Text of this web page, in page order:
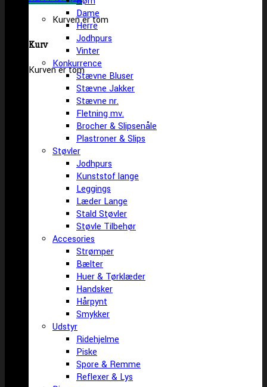
Kurven er tom
Kurv
Kurven er tom
Dame
Herre
Jodhpurs
Vinter
Konkurrence
Stævne Bluser
Stævne Jakker
Stævne nr.
Fletning mv.
Brocher & Slipsenåle
Plastroner & Slips
Støvler
Jodhpurs
Kunststof lange
Leggings
Læder Lange
Stald Støvler
Støvle Tilbehør
Accesories
Strømper
Bælter
Huer & Tørklæder
Handsker
Hårpynt
Smykker
Udstyr
Ridehjelme
Piske
Spore & Remme
Reflexer & Lys